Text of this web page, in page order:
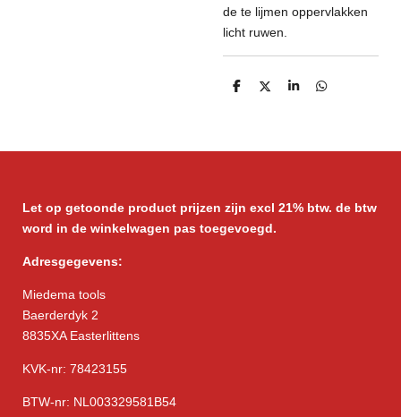
de te lijmen oppervlakken
licht ruwen.
D
D
S
D
Let op getoonde product prijzen zijn excl 21% btw. de btw
word in de winkelwagen pas toegevoegd.
Adresgegevens:
Miedema tools
Baerderdyk 2
8835XA Easterlittens
KVK-nr: 78423155
BTW-nr: NL003329581B54